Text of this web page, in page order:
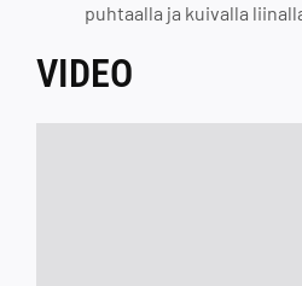
puhtaalla ja kuivalla
VIDEO